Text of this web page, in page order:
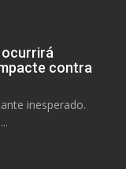
ocurrirá
contra
inesperado.